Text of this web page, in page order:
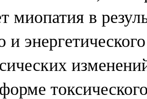
миопатия в
и